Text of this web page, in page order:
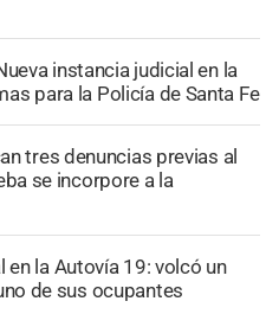
instancia judicial en la
para la Policía de Santa Fe
tres denuncias previas al
se incorpore a la
en la Autovía 19: volcó un
de sus ocupantes